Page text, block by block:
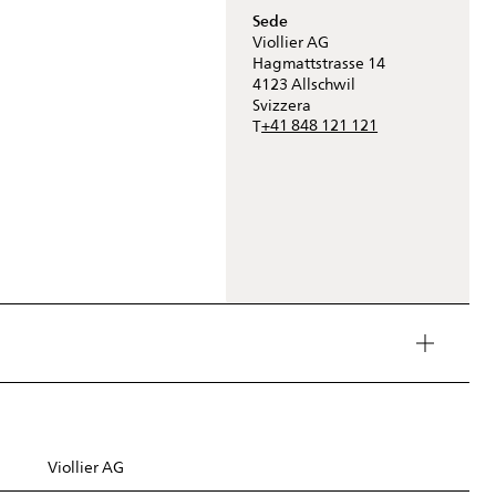
Sede
Viollier AG
Hagmattstrasse 14
4123 Allschwil
Svizzera
T+41 848 121 121
Viollier AG